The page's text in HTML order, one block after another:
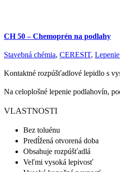
CH 50 – Chemoprén na podlahy
Stavebná chémia, CERESIT,
Kontaktné rozpúšťadlové lepidlo s
Na celoplošné lepenie podlahovín,
VLASTNOSTI
Bez toluénu
Predĺžená otvorená doba
Obsahuje rozpúšťadlá
Veľmi vysoká lepivosť